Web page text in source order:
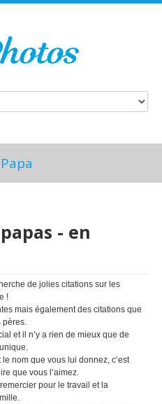
Papa
- en
de jolies citations sur les
!
mais également des citations que
pères.
et il n’y a rien de mieux que de
nom que vous lui donnez, c’est
que vous l’aimez.
pour le travail et la